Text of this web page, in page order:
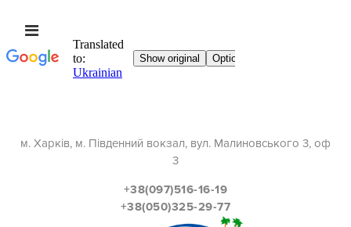
м. Харків, м. Південний вокзал, вул. Малиновського 3, оф
3
+38(097)516-16-19
+38(050)325-29-77